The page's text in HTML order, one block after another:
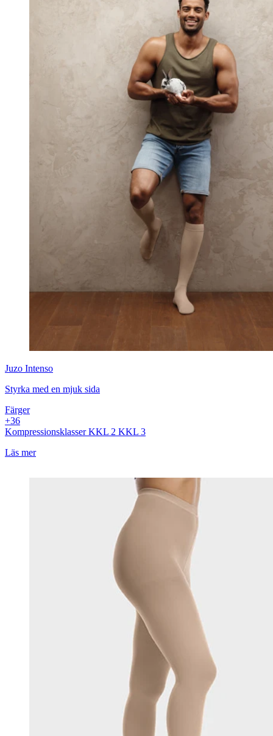
Juzo Intenso
Styrka med en mjuk sida
Färger
+36
KompressionsklasserKKL 2 KKL 3
Läs mer